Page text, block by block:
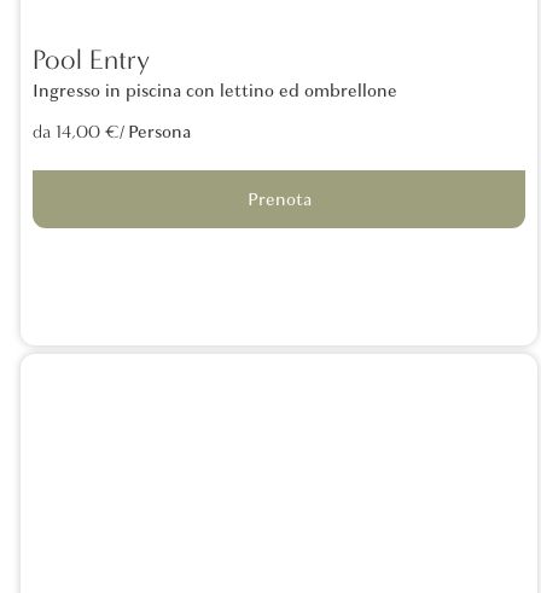
Pool Entry
Ingresso in piscina con lettino ed ombrellone
da 14,00 €/ Persona
Prenota